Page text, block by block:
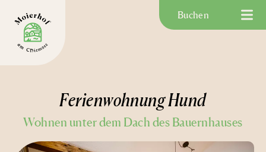
Buchen
Ferienwohnung Hund
Wohnen unter dem Dach des Bauernhauses